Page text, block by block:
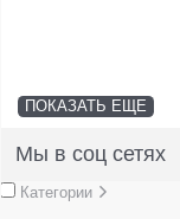
ПОКАЗАТЬ ЕЩЕ
Мы в соц сетях
Категории